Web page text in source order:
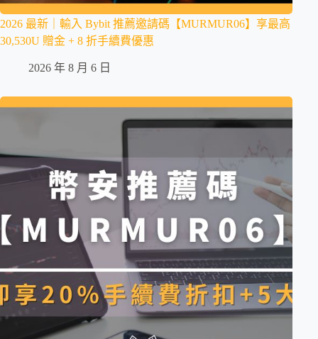
2026 最新｜輸入 Bybit 推薦邀請碼【MURMUR06】享最高
30,530U 贈金 + 8 折手續費優惠
2026 年 8 月 6 日